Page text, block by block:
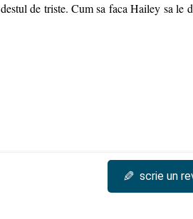
de triste. Cum sa faca Hailey sa le
✎ scrie un